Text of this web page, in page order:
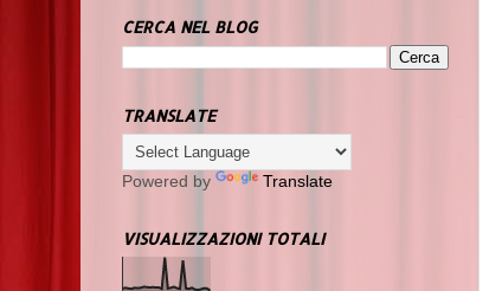
CERCA NEL BLOG
TRANSLATE
Powered by Translate
VISUALIZZAZIONI TOTALI